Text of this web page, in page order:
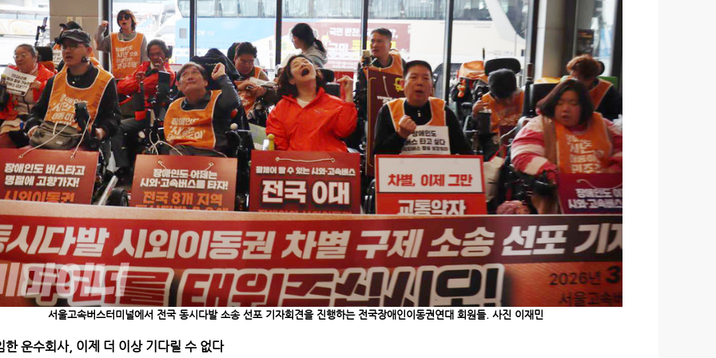
서울고속버스터미널에서 전국 동시다발 소송 선포 기자회견을 진행하는 전국장애인이동권연대 회원들. 사진 이재민
한 운수회사, 이제 더 이상 기다릴 수 없다